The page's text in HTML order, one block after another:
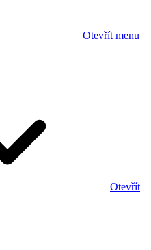
Otevřít menu
Otevřít